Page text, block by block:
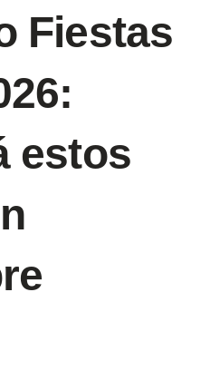
Fiestas
estos